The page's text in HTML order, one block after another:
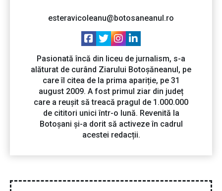
esteravicoleanu@botosaneanul.ro
Pasionată încă din liceu de jurnalism, s-a
alăturat de curând Ziarului Botoșăneanul, pe
care îl citea de la prima apariție, pe 31
august 2009. A fost primul ziar din județ
care a reușit să treacă pragul de 1.000.000
de cititori unici într-o lună. Revenită la
Botoșani și-a dorit să activeze în cadrul
acestei redacții.